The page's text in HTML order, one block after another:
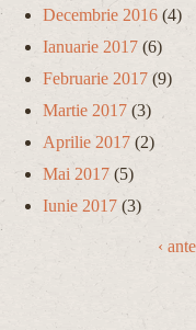
Decembrie 2016 (4)
Ianuarie 2017 (6)
Februarie 2017 (9)
Martie 2017 (3)
Aprilie 2017 (2)
Mai 2017 (5)
Iunie 2017 (3)
‹